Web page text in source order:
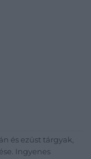
és ezüst tárgyak,
Ingyenes